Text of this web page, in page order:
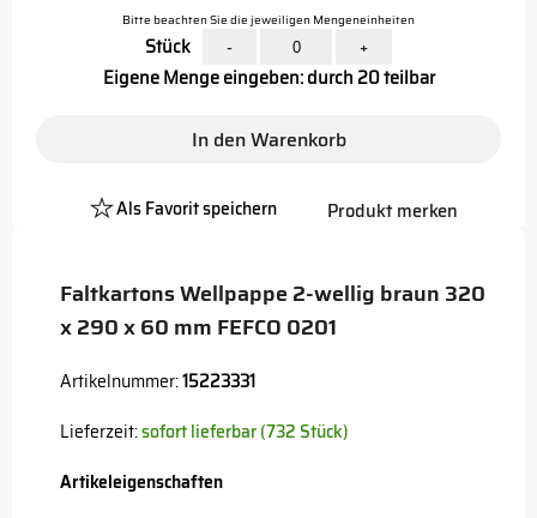
Faltkartons Wellpappe 2-wellig braun 320
x 290 x 60 mm FEFCO 0201
Artikelnummer:15223331
Lieferzeit:sofort lieferbar (732 Stück)
Artikeleigenschaften
Bitte beachten Sie die jeweiligen Mengeneinheiten
Stück - +
Eigene Menge eingeben: durch 20 teilbar
In den Warenkorb
Als Favorit speichern
Platzhalter
Produkt merken